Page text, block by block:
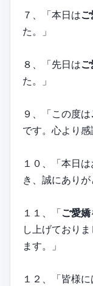
７、「本日は
た。」
８、「先日は
た。」
９、「この度は
です。心より感
１０、「本日
き、誠にありが
１１、「ご愛嬌
し上げており
ます。」
１２、「皆様